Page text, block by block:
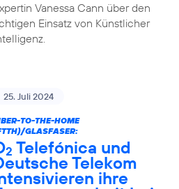
Vanessa Cann über den
Einsatz von Künstlicher
25. Juli 2024
TO-THE-HOME
GLASFASER:
2 Telefónica und
Telekom
ihre